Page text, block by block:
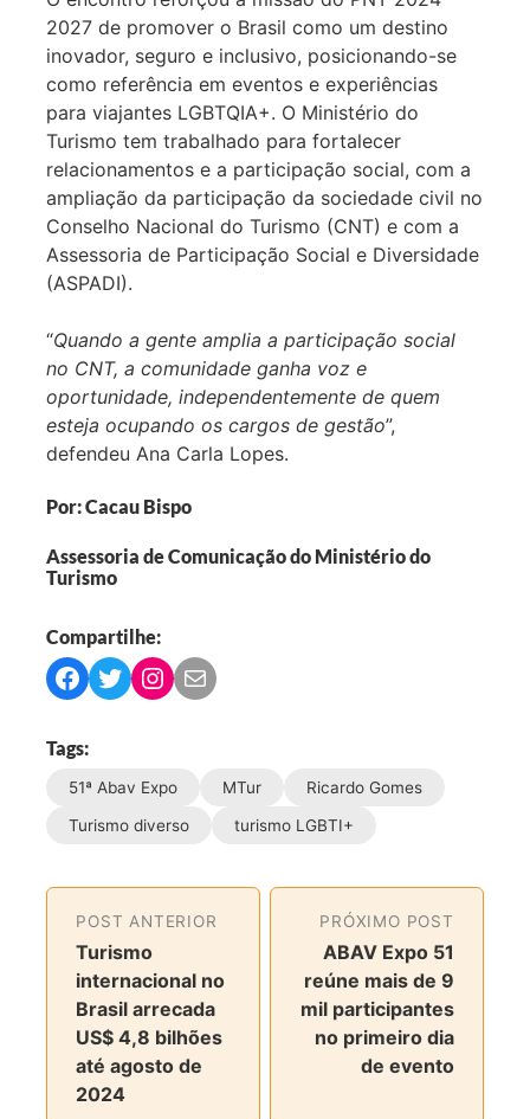
2027 de promover o Brasil como um destino
inovador, seguro e inclusivo, posicionando-se
como referência em eventos e experiências
para viajantes LGBTQIA+. O Ministério do
Turismo tem trabalhado para fortalecer
relacionamentos e a participação social, com a
ampliação da participação da sociedade civil no
Conselho Nacional do Turismo (CNT) e com a
Assessoria de Participação Social e Diversidade
(ASPADI).
“Quando a gente amplia a participação social
no CNT, a comunidade ganha voz e
oportunidade, independentemente de quem
esteja ocupando os cargos de gestão”,
defendeu Ana Carla Lopes.
Por: Cacau Bispo
Assessoria de Comunicação do Ministério do
Turismo
Compartilhe:
C
a
r
h
a
r
n
o
F
a
C
a
r
h
a
r
n
o
T
w
C
a
r
h
r
n
o
I
C
h
r
v
i
Tags:
51ª Abav Expo MTur
Ricardo Gomes
Turismo diverso
turismo LGBTI+
POST ANTERIOR
Turismo
internacional no
Brasil arrecada
US$ 4,8 bilhões
até agosto de
2024
PRÓXIMO POST
ABAV Expo 51
reúne mais de 9
mil participantes
no primeiro dia
de evento